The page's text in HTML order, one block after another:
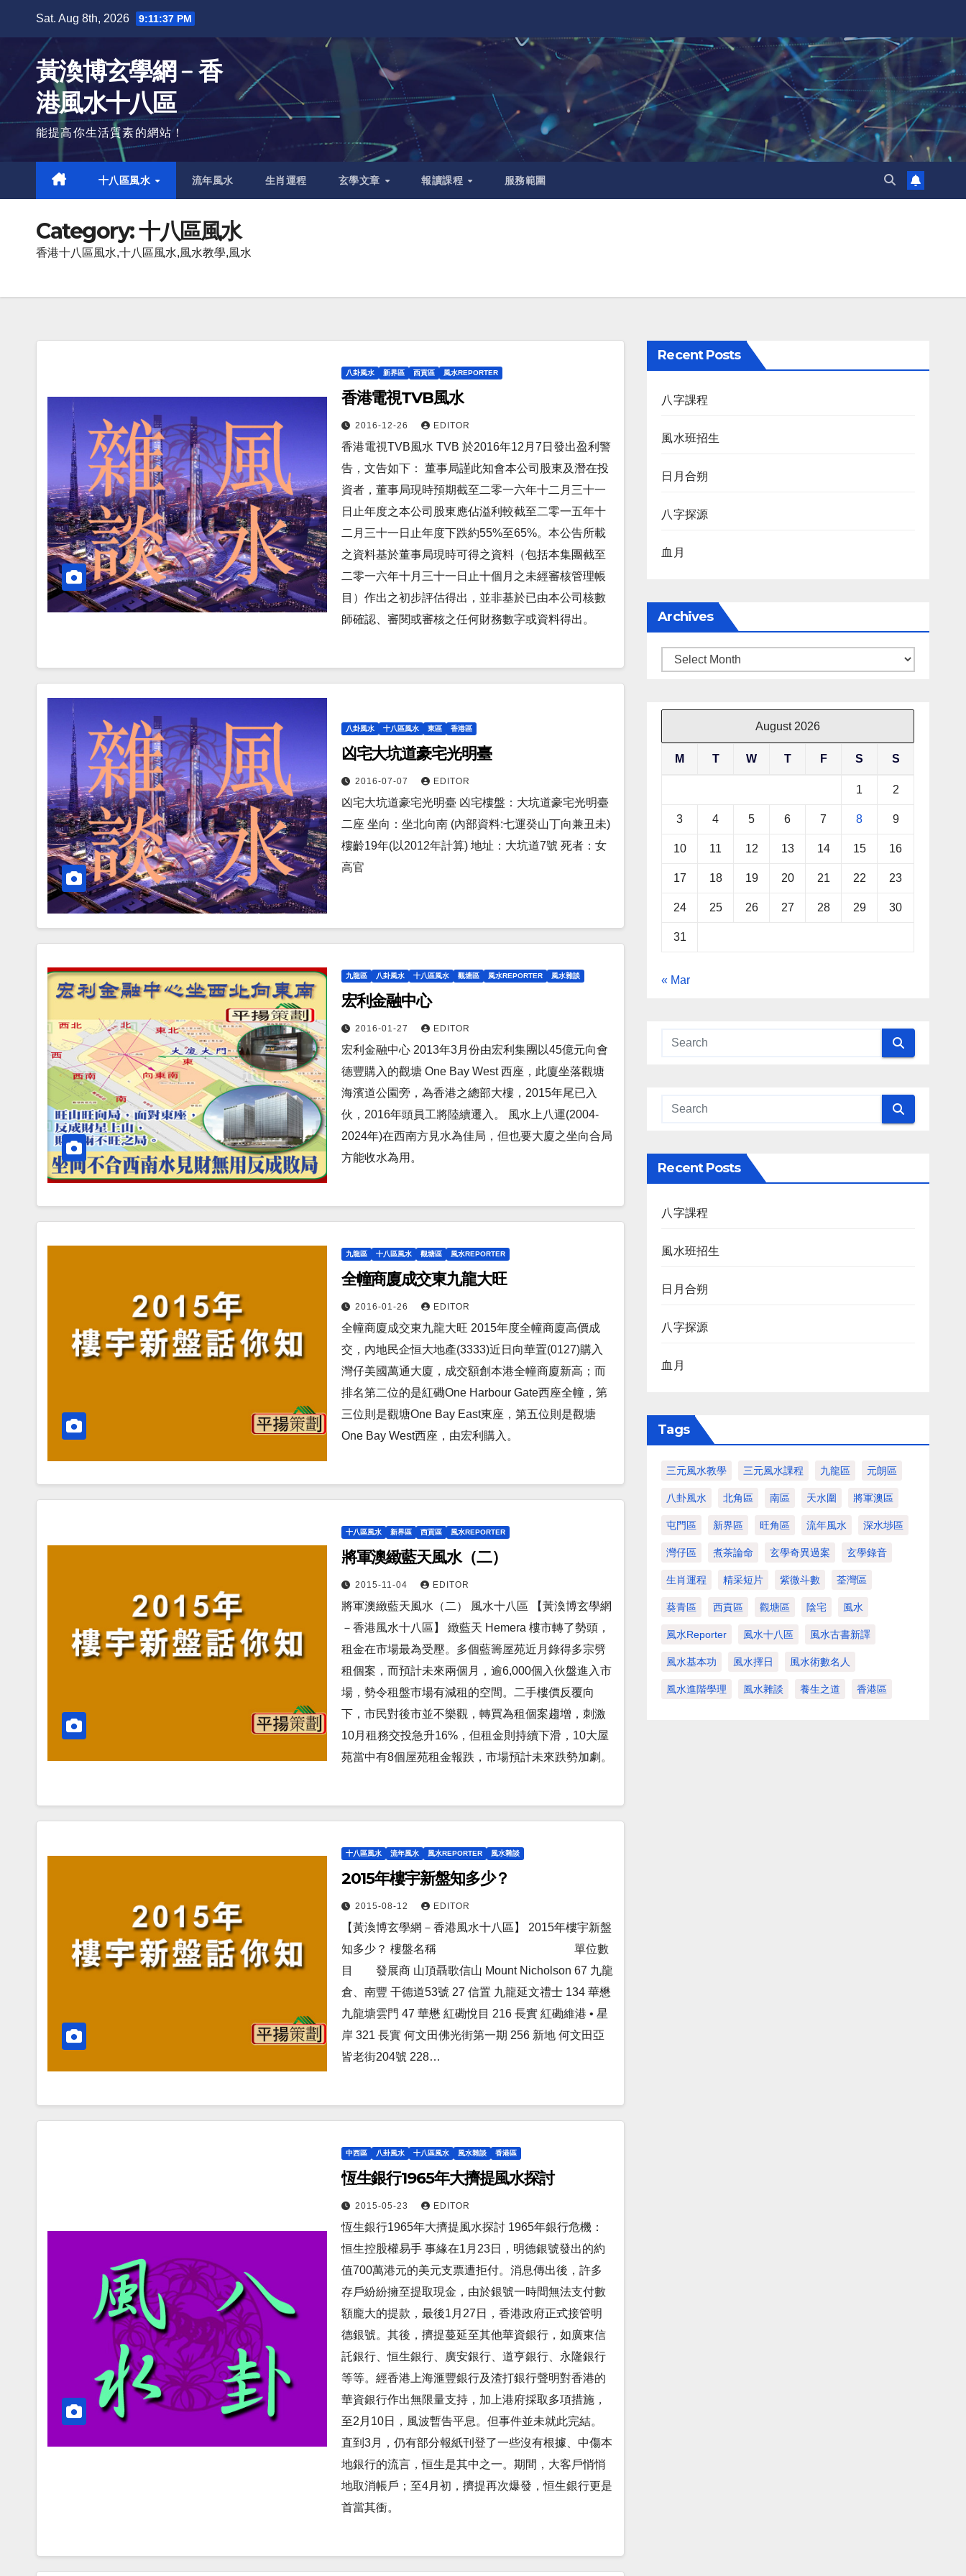
content
Sat. Aug 8th, 2026 9:11:38 PM
黃渙博玄學網﹣香
港風水十八區
能提高你生活質素的網站！
十八區風水 流年風水 生肖運程 玄學文章 報讀課程 服務範圍
Category:十八區風水
香港十八區風水,十八區風水,風水教學,風水
八卦風水 新界區 西貢區 風水REPORTER
香港電視TVB風水
2016-12-26 EDITOR
香港電視TVB風水 TVB 於2016年12月7日發出盈利警
告，文告如下： 董事局謹此知會本公司股東及潛在投
資者，董事局現時預期截至二零一六年十二月三十一
日止年度之本公司股東應佔溢利較截至二零一五年十
二月三十一日止年度下跌約55%至65%。本公告所載
之資料基於董事局現時可得之資料（包括本集團截至
二零一六年十月三十一日止十個月之未經審核管理帳
目）作出之初步評估得出，並非基於已由本公司核數
師確認、審閱或審核之任何財務數字或資料得出。
八卦風水 十八區風水 東區 香港區
凶宅大坑道豪宅光明臺
2016-07-07 EDITOR
凶宅大坑道豪宅光明臺 凶宅樓盤：大坑道豪宅光明臺
二座 坐向：坐北向南 (內部資料:七運癸山丁向兼丑未)
樓齡19年(以2012年計算) 地址：大坑道7號 死者：女
高官
九龍區 八卦風水 十八區風水 觀塘區 風水REPORTER 風水雜談
宏利金融中心
2016-01-27 EDITOR
宏利金融中心 2013年3月份由宏利集團以45億元向會
德豐購入的觀塘 One Bay West 西座，此廈坐落觀塘
海濱道公園旁，為香港之總部大樓，2015年尾已入
伙，2016年頭員工將陸續遷入。 風水上八運(2004-
2024年)在西南方見水為佳局，但也要大廈之坐向合局
方能收水為用。
九龍區 十八區風水 觀塘區 風水REPORTER
全幢商廈成交東九龍大旺
2016-01-26 EDITOR
全幢商廈成交東九龍大旺 2015年度全幢商廈高價成
交，內地民企恒大地產(3333)近日向華置(0127)購入
灣仔美國萬通大廈，成交額創本港全幢商廈新高；而
排名第二位的是紅磡One Harbour Gate西座全幢，第
三位則是觀塘One Bay East東座，第五位則是觀塘
One Bay West西座，由宏利購入。
十八區風水 新界區 西貢區 風水REPORTER
將軍澳緻藍天風水（二）
2015-11-04 EDITOR
將軍澳緻藍天風水（二） 風水十八區 【黃渙博玄學網
－香港風水十八區】 緻藍天 Hemera 樓市轉了勢頭，
租金在市場最為受壓。多個藍籌屋苑近月錄得多宗劈
租個案，而預計未來兩個月，逾6,000個入伙盤進入市
場，勢令租盤市場有減租的空間。二手樓價反覆向
下，市民對後市並不樂觀，轉買為租個案趨增，刺激
10月租務交投急升16%，但租金則持續下滑，10大屋
苑當中有8個屋苑租金報跌，市場預計未來跌勢加劇。
十八區風水 流年風水 風水REPORTER 風水雜談
2015年樓宇新盤知多少？
2015-08-12 EDITOR
【黃渙博玄學網－香港風水十八區】 2015年樓宇新盤
知多少？ 樓盤名稱 單位數
目 發展商 山頂聶歌信山 Mount Nicholson 67 九龍
倉、南豐 干德道53號 27 信置 九龍延文禮士 134 華懋
九龍塘雲門 47 華懋 紅磡悅目 216 長實 紅磡維港 • 星
岸 321 長實 何文田佛光街第一期 256 新地 何文田亞
皆老街204號 228…
中西區 八卦風水 十八區風水 風水雜談 香港區
恆生銀行1965年大擠提風水探討
2015-05-23 EDITOR
恆生銀行1965年大擠提風水探討 1965年銀行危機：
恒生控股權易手 事緣在1月23日，明德銀號發出的約
值700萬港元的美元支票遭拒付。消息傳出後，許多
存戶紛紛擁至提取現金，由於銀號一時間無法支付數
額龐大的提款，最後1月27日，香港政府正式接管明
德銀號。其後，擠提蔓延至其他華資銀行，如廣東信
託銀行、恒生銀行、廣安銀行、道亨銀行、永隆銀行
等等。經香港上海滙豐銀行及渣打銀行聲明對香港的
華資銀行作出無限量支持，加上港府採取多項措施，
至2月10日，風波暫告平息。但事件並未就此完結。
直到3月，仍有部分報紙刊登了一些沒有根據、中傷本
地銀行的流言，恒生是其中之一。期間，大客戶悄悄
地取消帳戶；至4月初，擠提再次爆發，恒生銀行更是
首當其衝。
Recent Posts
八字課程
風水班招生
日月合朔
八字探源
血月
Archives
Archives
August 2026
M T W T F S S
1 2
3 4 5 6 7 8 9
10 11 12 13 14 15 16
17 18 19 20 21 22 23
24 25 26 27 28 29 30
31
« Mar
Recent Posts
八字課程
風水班招生
日月合朔
八字探源
血月
Tags
三元風水教學 三元風水課程 九龍區 元朗區
八卦風水 北角區 南區 天水圍 將軍澳區
屯門區 新界區 旺角區 流年風水 深水埗區
灣仔區 煮茶論命 玄學奇異過案 玄學錄音
生肖運程 精采短片 紫微斗數 荃灣區
葵青區 西貢區 觀塘區 陰宅 風水
風水Reporter 風水十八區 風水古書新譯
風水基本功 風水擇日 風水術數名人
風水進階學理 風水雜談 養生之道 香港區